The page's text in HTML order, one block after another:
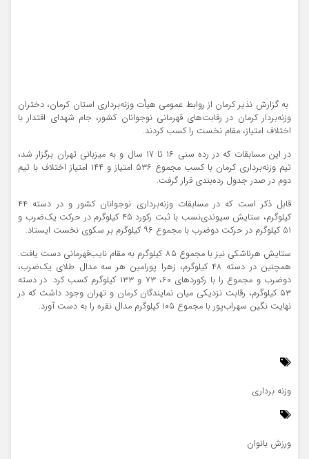
به گزارش نذیر کرمان از روابط عمومی هیأت وزنه‌برداری استان کرمان، دختران
وزنه‌بردار کرمان در رقابت‌های قهرمانی نوجوانان کشور، جام شهدای اقتدار با
اختلاف امتیاز، مقام نخست را کسب کردند.
در این مسابقات که در رده سنی ۱۶ تا ۱۷ سال و به میزبانی تهران برگزار شد،
تیم وزنه‌برداری کرمان با کسب مجموع ۵۳۶ امتیاز و ۱۴۴ امتیاز اختلاف با تیم
دوم در صدر جدول رده‌بندی قرار گرفت.
قابل ذکر است که در مسابقات وزنه‌برداری نوجوانان کشور و در دسته ۴۴
کیلوگرم، ستایش سیوندی‌نسب با ثبت رکورد ۴۵ کیلوگرم در حرکت یک‌ضرب و
۵۱ کیلوگرم در حرکت دوضرب با مجموع ۹۶ کیلوگرم بر سکوی نخست ایستاد.
ستایش هرناشکی نیز با مجموع ۸۵ کیلوگرم به مقام نایب‌قهرمانی دست یافت.
همچنین در دسته ۴۸ کیلوگرم، زهرا پورامین هر سه مدال طلای یک‌ضرب،
دوضرب و مجموع را با رکوردهای ۶۰، ۷۳ و ۱۳۳ کیلوگرم کسب کرد. در دسته
۵۳ کیلوگرم، رقابت نزدیکی میان نمایندگان کرمان و تهران وجود داشت که در
نهایت نگین سهراب‌پور با مجموع ۱۰۵ کیلوگرم مدال نقره را به دست آورد.
وزنه برداری
ورزش بانوان